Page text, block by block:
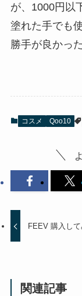
が、1000円以
塗れた手でも
勝手が良かっ
コスメ Qoo10
FEEV 購入して
関連記事